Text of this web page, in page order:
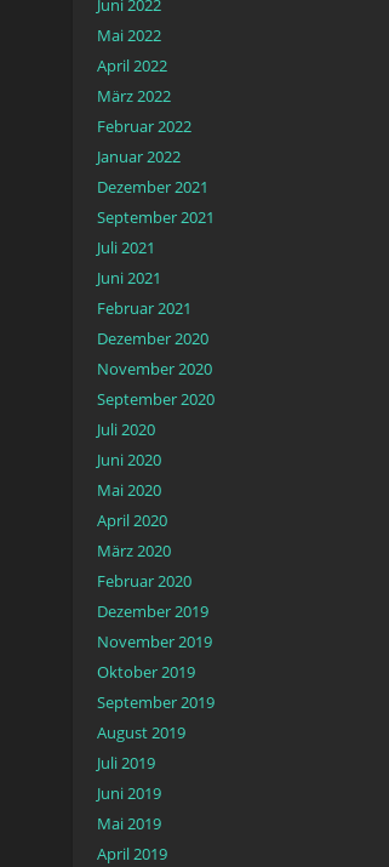
Juni 2022
Mai 2022
April 2022
März 2022
Februar 2022
Januar 2022
Dezember 2021
September 2021
Juli 2021
Juni 2021
Februar 2021
Dezember 2020
November 2020
September 2020
Juli 2020
Juni 2020
Mai 2020
April 2020
März 2020
Februar 2020
Dezember 2019
November 2019
Oktober 2019
September 2019
August 2019
Juli 2019
Juni 2019
Mai 2019
April 2019